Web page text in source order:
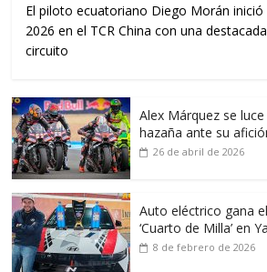
El piloto ecuatoriano Diego Morán
2026 en el TCR China con una
circuito
Alex Márquez se
hazaña ante su
26 de abril de 2026
Auto eléctrico gana
‘Cuarto de Milla’ en
8 de febrero de 2026